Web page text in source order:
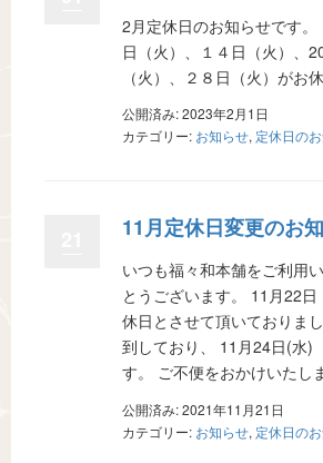
2月定休日のお知らせです。
日（火）、１４日（火）、
（火）、２８日（火）がお
公開済み: 2023年2月1日
カテゴリー: お知らせ, 定休日の
11月定休日変更のお
いつも福々和本舗をご利用
とうございます。 11月22
休日とさせて頂いておりま
到しており、 11月24日(水
す。 ご不便をおかけいた
公開済み: 2021年11月21日
カテゴリー: お知らせ, 定休日の